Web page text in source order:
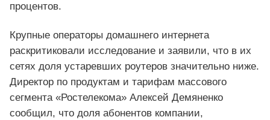
процентов.
Крупные операторы домашнего интернета
раскритиковали исследование и заявили, что в их
сетях доля устаревших роутеров значительно ниже.
Директор по продуктам и тарифам массового
сегмента «Ростелекома» Алексей Демяненко
сообщил, что доля абонентов компании,